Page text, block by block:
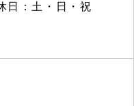
日：土・日・祝